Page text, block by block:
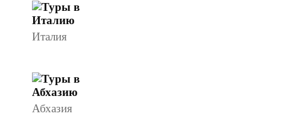
Италия
Абхазия